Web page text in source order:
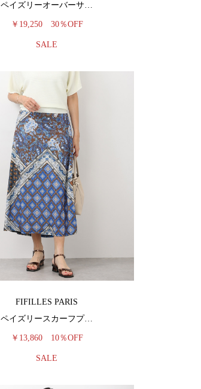
ペイズリーオーバーサ…
￥19,250 30％OFF
SALE
FIFILLES PARIS
ペイズリースカーフプ…
￥13,860 10％OFF
SALE